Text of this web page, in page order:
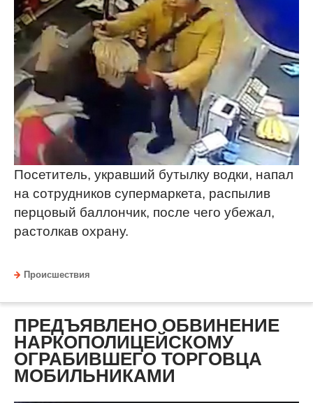
Посетитель, укравший бутылку водки, напал
на сотрудников супермаркета, распылив
перцовый баллончик, после чего убежал,
растолкав охрану.
Происшествия
ПРЕДЪЯВЛЕНО ОБВИНЕНИЕ
НАРКОПОЛИЦЕЙСКОМУ
ОГРАБИВШЕГО ТОРГОВЦА
МОБИЛЬНИКАМИ